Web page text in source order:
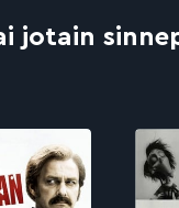
jotain